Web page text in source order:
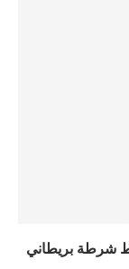
بيانات 100 ألف ضابط شرطة بريطاني